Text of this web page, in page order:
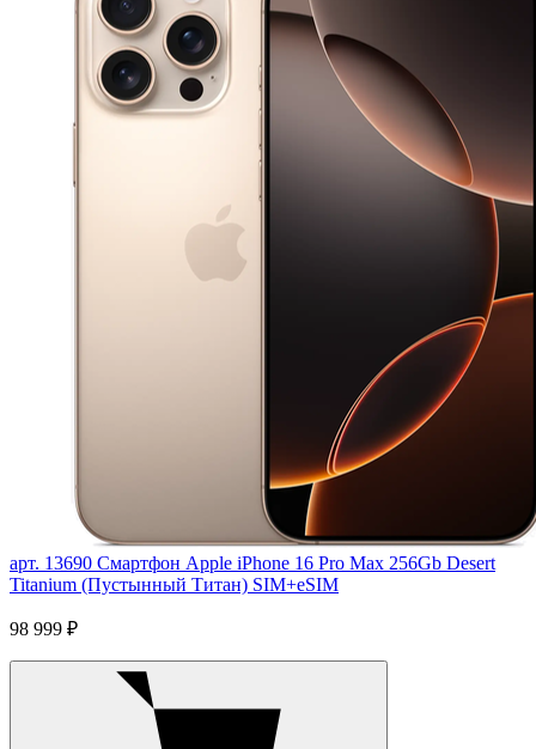
арт. 13690 Смартфон Apple iPhone 16 Pro Max 256Gb Desert
Titanium (Пустынный Титан) SIM+eSIM
98 999 ₽